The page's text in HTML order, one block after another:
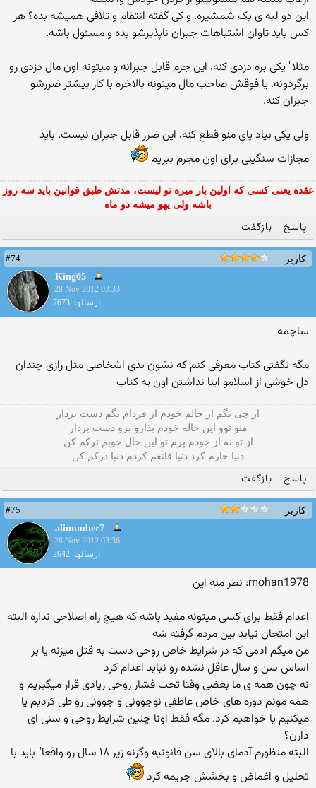
این دو لبه ی یک شمشیره. و کی گفته انتقام و تلافی همیشه بده؟ هر
کس باید تاوان اشتباهات جبران ناپذیرشو بده و مسئول باشه.
مثلا" یکی بره دزدی کنه، این جرم قابل جبرانه و میتونه اون مال دزدی رو
برگردونه. یا فوقش صاحب مال میتونه بالاخره با کار بیشتر ضررشو
جبران کنه.
ولی یکی بیاد پای منو قطع کنه، این ضرر قابل جبران نیست. باید
مجازات سنگینی برای اون مجرم ببریم
عقده یعنی کسی که اولین بار میره تو لیست، مدتش طبق قوانین باید سه روز
باشه ولی یهو میشه دو ماه
پاسخ بازگفت
کاربر
#74
King05
28 Nov 2012 03:33
ارسالها: 7673
ساچمه
مگه نگفتی کتاب معرفی کنم که نشون بدی اشخاصی مثل رازی چندان
دل خوشی از اسلامو اینا نداشتن اون یه کتاب
از چی بگم از حالم خودم از فردام بگم دست بردار
منو توو این حاله خودم بذارو برو دست بردار
از تو نه از خودم پرم تو این حال خوبم ترکم کن
دنیا خارم کرد دنیا قانعم کردم دنیا درکم کن
پاسخ بازگفت
کاربر
#75
alinumber7
28 Nov 2012 03:36
ارسالها: 2642
mohan1978: نظر منه این
اعدام فقط برای کسی میتونه مفید باشه که هیچ راه اصلاحی نداره البته
این امتحان نیابد بین مردم گرفته شه
من میگم ادمی که در شرایط خاص روحی دست به قتل میزنه یا بر
اساس سن و سال عاقل نشده رو نباید اعدام کرد
نه چون همه ی ما بعضی وقتا تحت فشار روحی زیادی قرار میگیریم و
همه مونم دوره های خاص عاطفی نوجوونی و جوونی رو طی کردیم یا
میکنیم یا خواهیم کرد. مگه فقط اونا چنین شرایط روحی و سنی ای
دارن؟
البته منظورم آدمای بالای سن قانونیه وگرنه زیر ۱۸ سال رو واقعا" باید با
تحلیل و اغماض و بخشش جریمه کرد